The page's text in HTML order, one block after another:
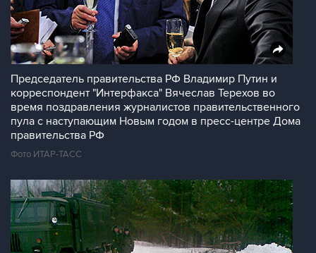
Председатель правительства РФ Владимир Путин и
корреспондент "Интерфакса" Вячеслав Терехов во
время поздравления журналистов правительственного
пула с наступающим Новым годом в пресс-центре Дома
правительства РФ
Фото ИТАР-ТАСС